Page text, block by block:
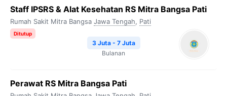
Staff IPSRS & Alat Kesehatan RS Mitra Bangsa Pati
Rumah Sakit Mitra Bangsa Jawa Tengah, Pati
Ditutup
3 Juta - 7 Juta
Bulanan
Perawat RS Mitra Bangsa Pati